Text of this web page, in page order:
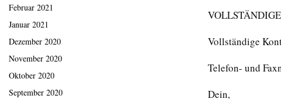
Vollständige
Telefon- und
Dein,
Februar 2021
Januar 2021
Dezember 2020
November 2020
Oktober 2020
September 2020